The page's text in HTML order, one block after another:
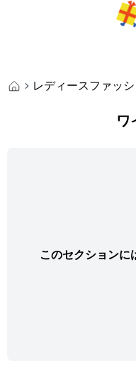
レディースファッ
ワ
このセクションに